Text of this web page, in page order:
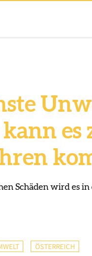
es
Schäden wird es
ÖSTERREICH